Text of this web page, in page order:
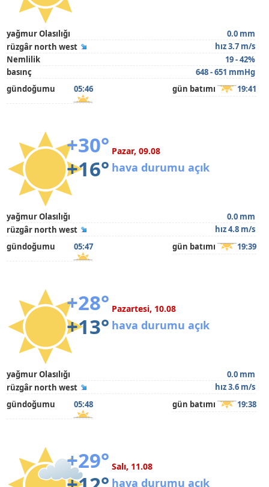
yağmur Olasılığı
0.0 mm
rüzgâr north west
hız 3.7 m/s
Nemlilik
19 - 42%
basınç
648 - 651 mmHg
gündoğumu
05:46 gün batımı 19:41
+30°
+16°
Pazar, 09.08
hava durumu açık
yağmur Olasılığı
0.0 mm
rüzgâr north west
hız 4.8 m/s
gündoğumu
05:47 gün batımı 19:39
+28°
+13°
Pazartesi, 10.08
hava durumu açık
yağmur Olasılığı
0.0 mm
rüzgâr north west
hız 3.6 m/s
gündoğumu
05:48 gün batımı 19:38
+29° Salı, 11.08
hava durumu açık